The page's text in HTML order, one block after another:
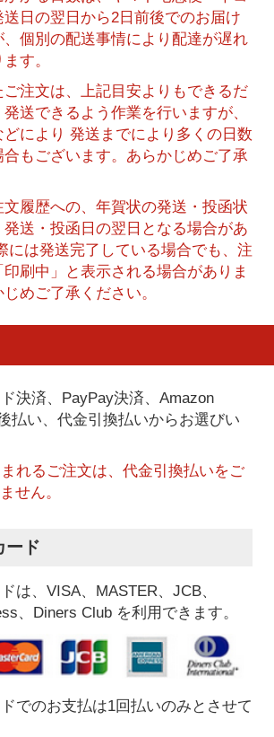
送日の翌日から2日前後でのお届け
、個別の配送事情により配達が遅れ
す。
ご注文は、上記目安よりもできるだ
送できるよう作業を行いますが、
により 発送までにより多くの日数
合もございます。あらかじめご了承
文履歴への、年賀状の発送・投函状
送・投函日の翌日となる場合があ
には発送完了している場合でも、注
刷中」と表示される場合がありま
めご了承ください。
決済、PayPay決済、Amazon
払い、代金引換払いからお選びい
れるご注文は、代金引換払いをご
せん。
ード
は、VISA、MASTER、JCB、
、Diners Club を利用できます。
でのお支払は1回払いのみとさせて